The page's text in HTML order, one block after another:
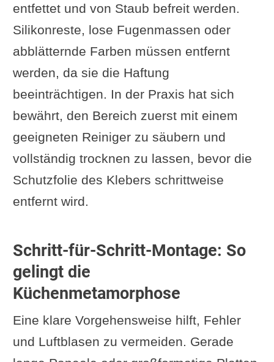
entfettet und von Staub befreit werden.
Silikonreste, lose Fugenmassen oder
abblätternde Farben müssen entfernt
werden, da sie die Haftung
beeinträchtigen. In der Praxis hat sich
bewährt, den Bereich zuerst mit einem
geeigneten Reiniger zu säubern und
vollständig trocknen zu lassen, bevor die
Schutzfolie des Klebers schrittweise
entfernt wird.
Schritt-für-Schritt-Montage: So
gelingt die
Küchenmetamorphose
Eine klare Vorgehensweise hilft, Fehler
und Luftblasen zu vermeiden. Gerade